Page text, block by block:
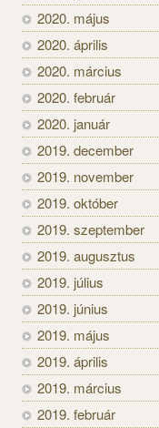
2020. május
2020. április
2020. március
2020. február
2020. január
2019. december
2019. november
2019. október
2019. szeptember
2019. augusztus
2019. július
2019. június
2019. május
2019. április
2019. március
2019. február